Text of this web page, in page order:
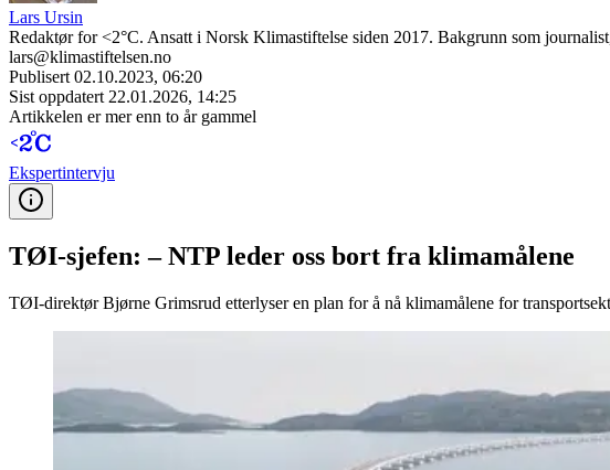
Lars Ursin
Redaktør for <2°C. Ansatt i Norsk Klimastiftelse siden 2017. Bakgrunn som
lars@klimastiftelsen.no
Publisert 02.10.2023, 06:20
Sist oppdatert 22.01.2026, 14:25
Artikkelen er mer enn to år gammel
Ekspert­intervju
TØI-sjefen: – NTP leder oss bort fra klimamålene
TØI-direktør Bjørne Grimsrud etterlyser en plan for å nå klimamålene for